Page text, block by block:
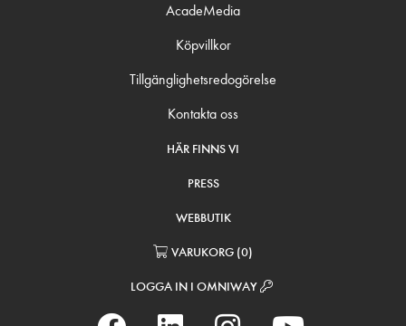
AcadeMedia
Köpvillkor
Tillgänglighetsredogörelse
Kontakta oss
HÄR FINNS VI
PRESS
WEBBUTIK
VARUKORG (0)
LOGGA IN I OMNIWAY